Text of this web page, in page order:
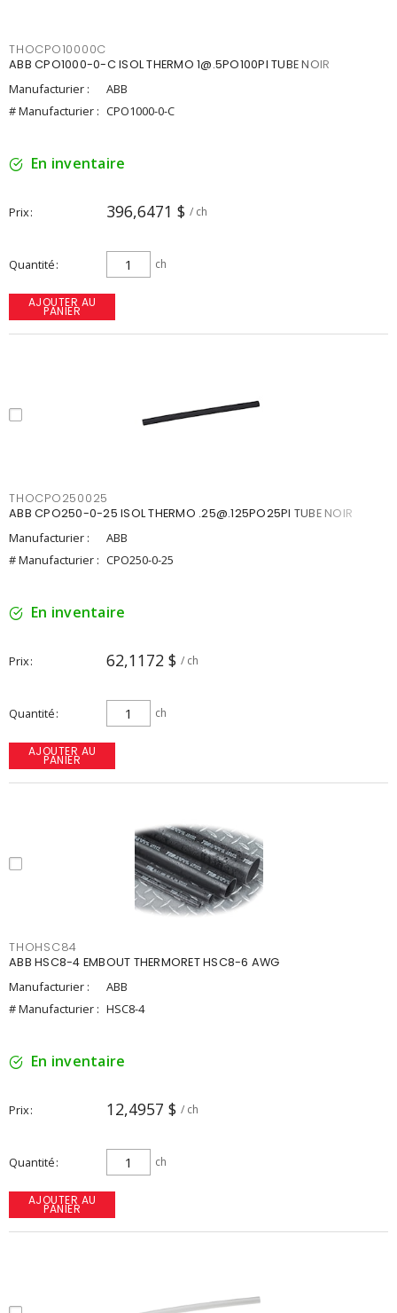
THOCPO10000C
ABB CPO1000-0-C ISOL THERMO 1@.5PO100PI TUBE NOIR
Manufacturier :
ABB
# Manufacturier : CPO1000-0-C
En inventaire
Prix 396,6471 $ / ch
Quantité ch
AJOUTER AU
PANIER
THOCPO250025
ABB CPO250-0-25 ISOL THERMO .25@.125PO25PI TUBE NOIR
Manufacturier :
ABB
# Manufacturier : CPO250-0-25
En inventaire
Prix 62,1172 $ / ch
Quantité ch
AJOUTER AU
PANIER
THOHSC84
ABB HSC8-4 EMBOUT THERMORET HSC8-6 AWG
Manufacturier :
ABB
# Manufacturier : HSC8-4
En inventaire
Prix 12,4957 $ / ch
Quantité ch
AJOUTER AU
PANIER